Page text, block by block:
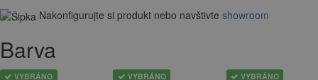
Nakonfigurujte si produkt nebo navštivte showroom
Barva
VYBRÁNO VYBRÁNO VYBRÁNO